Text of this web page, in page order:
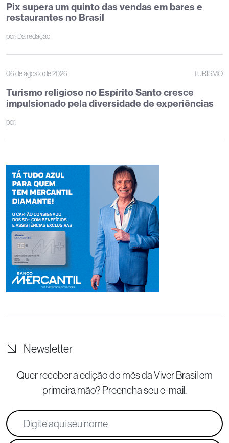
Pix supera um quinto das vendas em bares e
restaurantes no Brasil
por:Da redação
06 de agosto de 2026 TURISMO
Turismo religioso no Espírito Santo cresce
impulsionado pela diversidade de experiências
por:
Newsletter
Quer receber a edição do mês da Viver Brasilem
primeira mão? Preencha seu e-mail.